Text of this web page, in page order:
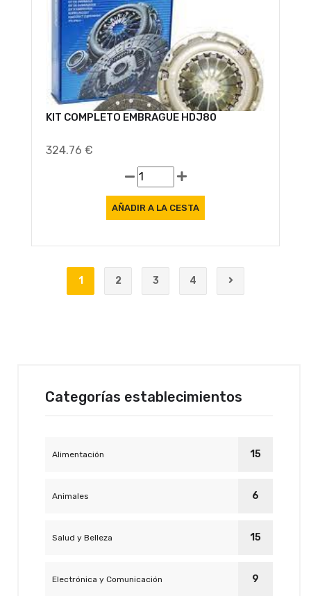
KIT COMPLETO EMBRAGUE HDJ80
324.76 €
1 2 3 4
Categorías establecimientos
Alimentación 15
Animales 6
Salud y Belleza 15
Electrónica y Comunicación 9